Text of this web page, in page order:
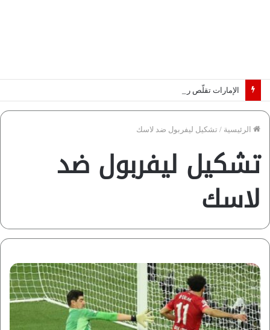
الرئيسية / تشكيل ليفربول ضد لاسك
تشكيل ليفربول ضد
لاسك